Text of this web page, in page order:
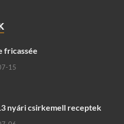
fricassée
15
nyári csirkemell receptek